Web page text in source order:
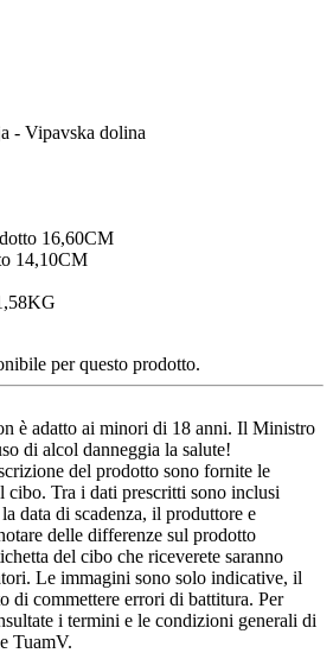
- Vipavska dolina
16,60CM
14,10CM
per questo prodotto.
è adatto ai minori di 18 anni. Il Ministro
di alcol danneggia la salute!
del prodotto sono fornite le
cibo. Tra i dati prescritti sono inclusi
data di scadenza, il produttore e
delle differenze sul prodotto
del cibo che riceverete saranno
Le immagini sono solo indicative, il
di commettere errori di battitura. Per
i termini e le condizioni generali di
TuamV.